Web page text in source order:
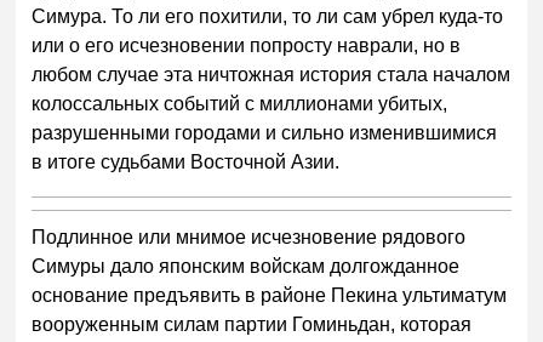
Симура. То ли его похитили, то ли сам убрел куда-то
или о его исчезновении попросту наврали, но в
любом случае эта ничтожная история стала началом
колоссальных событий с миллионами убитых,
разрушенными городами и сильно изменившимися
в итоге судьбами Восточной Азии.
Подлинное или мнимое исчезновение рядового
Симуры дало японским войскам долгожданное
основание предъявить в районе Пекина ультиматум
вооруженным силам партии Гоминьдан, которая